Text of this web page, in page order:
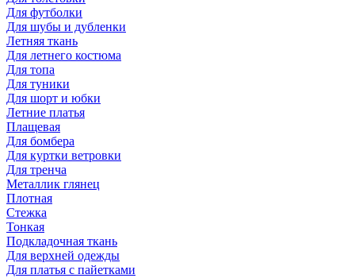
Для футболки
Для шубы и дубленки
Летняя ткань
Для летнего костюма
Для топа
Для туники
Для шорт и юбки
Летние платья
Плащевая
Для бомбера
Для куртки ветровки
Для тренча
Металлик глянец
Плотная
Стежка
Тонкая
Подкладочная ткань
Для верхней одежды
Для платья с пайетками